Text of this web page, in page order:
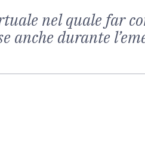
nel quale far
anche durante